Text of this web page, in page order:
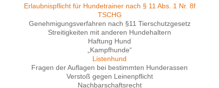
Erlaubnispflicht für Hundetrainer nach § 11 Abs. 1 Nr. 8f
TSCHG
Genehmigungsverfahren nach §11 Tierschutzgesetz
Streitigkeiten mit anderen Hundehaltern
Haftung Hund
„Kampfhunde“
Listenhund
Fragen der Auflagen bei bestimmten Hunderassen
Verstoß gegen Leinenpflicht
Nachbarschaftsrecht